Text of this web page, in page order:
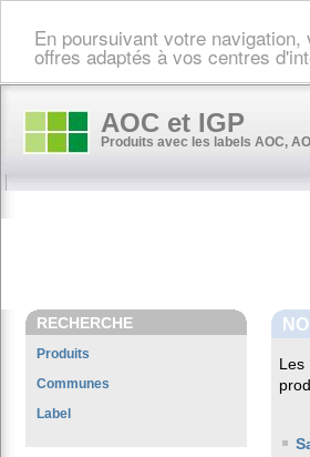
En poursuivant votre
offres adaptés à vos centres
AOC et IGP
Produits avec les labels AOC,
RECHERCHE
Produits
Communes
Label
Les